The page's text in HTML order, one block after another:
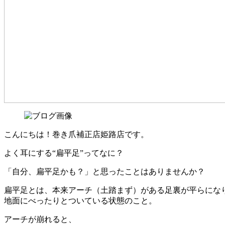
こんにちは！巻き爪補正店姫路店です。
よく耳にする“扁平足”ってなに？
「自分、扁平足かも？」と思ったことはありませんか？
扁平足とは、本来アーチ（土踏まず）がある足裏が平らにな
地面にべったりとついている状態のこと。
アーチが崩れると、